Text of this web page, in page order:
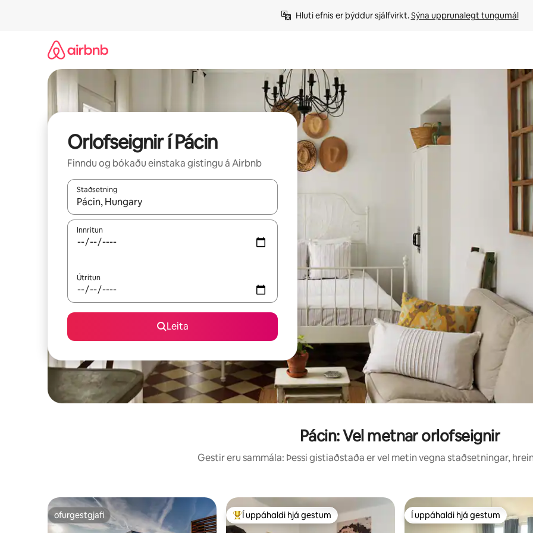
Hluti efnis er þýddur sjálfvirkt. Sýna upprunalegt tungumál
Orlofseignir í Pácin
Finndu og bókaðu einstaka gistingu á Airbnb
Staðsetning
Þegar niðurstöður liggja fyrir skaltu nota upp og niður örvalyklana eða skoða með því að snerta eða strjúka.
Innritun
Útritun
Leita
Pácin: Vel metnar orlofseignir
Gestir eru sammála: Þessi gistiaðstaða er vel metin vegna staðsetningar,
ofurgestgjafi
ofurgestgjafi Í mestu uppáhaldi hjá gestum
Í uppáhaldi hjá gestum Í uppáhaldi hjá gestum
Í uppáhaldi hjá gestum